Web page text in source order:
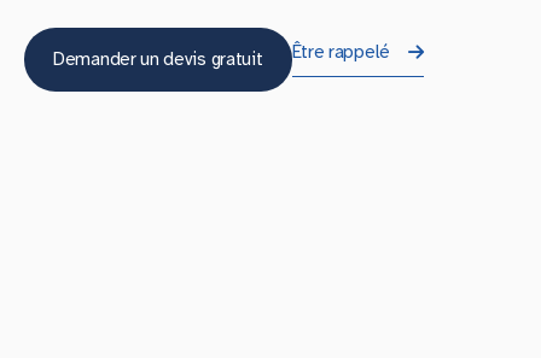
Demander un devis gratuit Être rappelé